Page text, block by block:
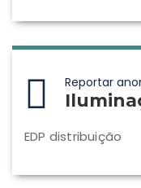
Reportar
EDP distribuição